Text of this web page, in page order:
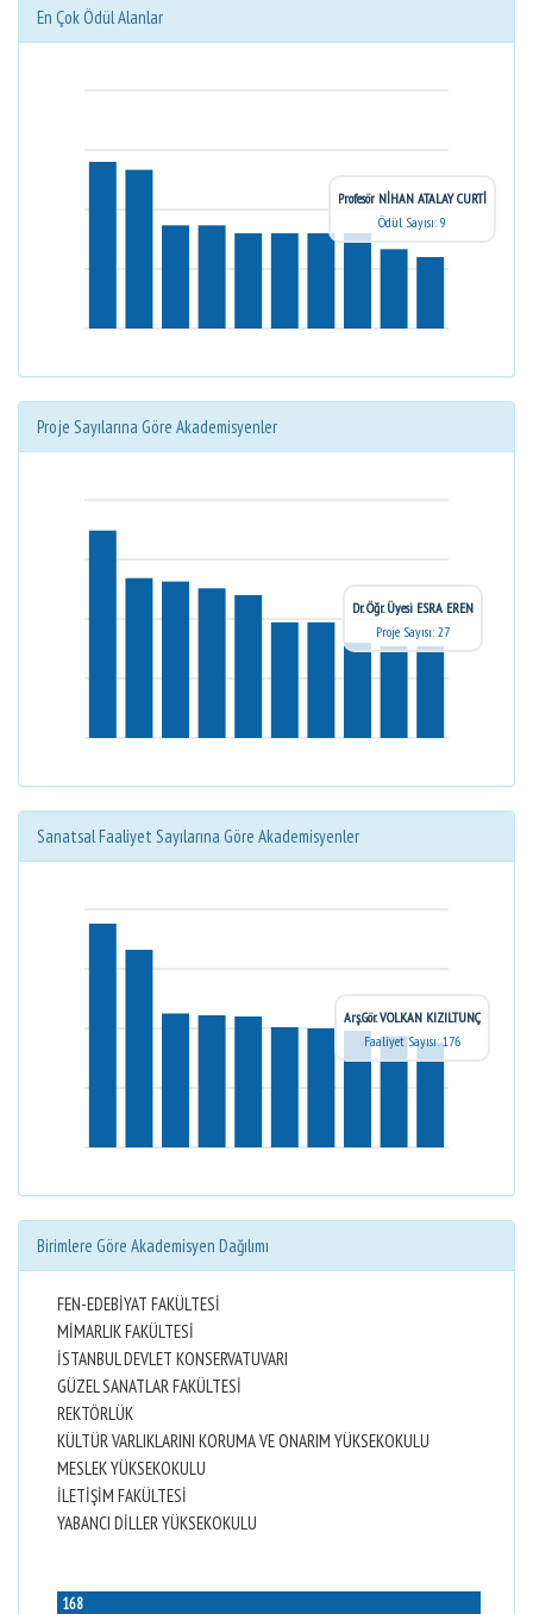
En Çok Ödül Alanlar
Profesör NİHAN ATALAY CURTİ
Ödül Sayısı: 9
Proje Sayılarına Göre Akademisyenler
Dr. Öğr. Üyesi ESRA EREN
Proje Sayısı: 27
Sanatsal Faaliyet Sayılarına Göre Akademisyenler
Arş.Gör. VOLKAN KIZILTUNÇ
Faaliyet Sayısı: 176
Birimlere Göre Akademisyen Dağılımı
FEN-EDEBİYAT FAKÜLTESİ
MİMARLIK FAKÜLTESİ
İSTANBUL DEVLET KONSERVATUVARI
GÜZEL SANATLAR FAKÜLTESİ
REKTÖRLÜK
KÜLTÜR VARLIKLARINI KORUMA VE ONARIM YÜKSEKOKULU
MESLEK YÜKSEKOKULU
İLETİŞİM FAKÜLTESİ
YABANCI DİLLER YÜKSEKOKULU
168